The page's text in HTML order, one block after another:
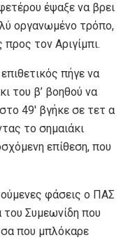
έψαξε να βρει
οργανωμένο τρόπο,
τον Αριγίμπι.
πήγε να
του β’ βοηθού να
49′ βγήκε σε τετ α
το σημαιάκι
επίθεση, που
φάσεις ο ΠΑΣ
του Συμεωνίδη που
που μπλόκαρε